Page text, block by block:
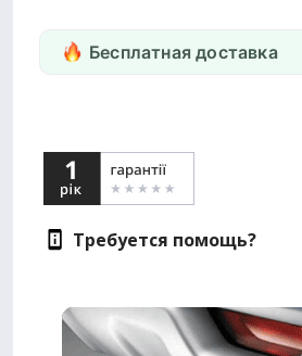
Бесплатная доставка
Требуется помощь?